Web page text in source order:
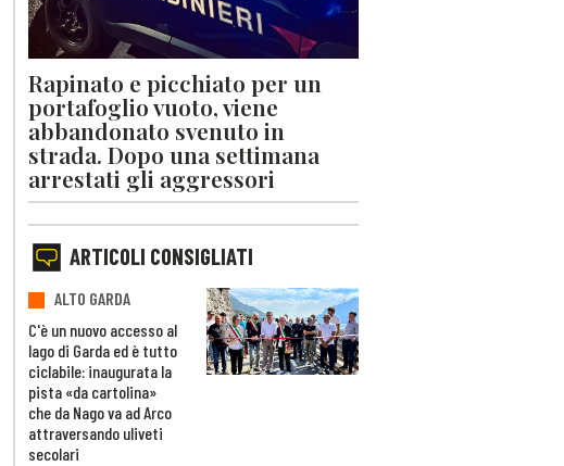
Rapinato e picchiato per un
portafoglio vuoto, viene
abbandonato svenuto in
strada. Dopo una settimana
arrestati gli aggressori
ARTICOLI CONSIGLIATI
ALTO GARDA
C'è un nuovo accesso al
lago di Garda ed è tutto
ciclabile: inaugurata la
pista «da cartolina»
che da Nago va ad Arco
attraversando uliveti
secolari